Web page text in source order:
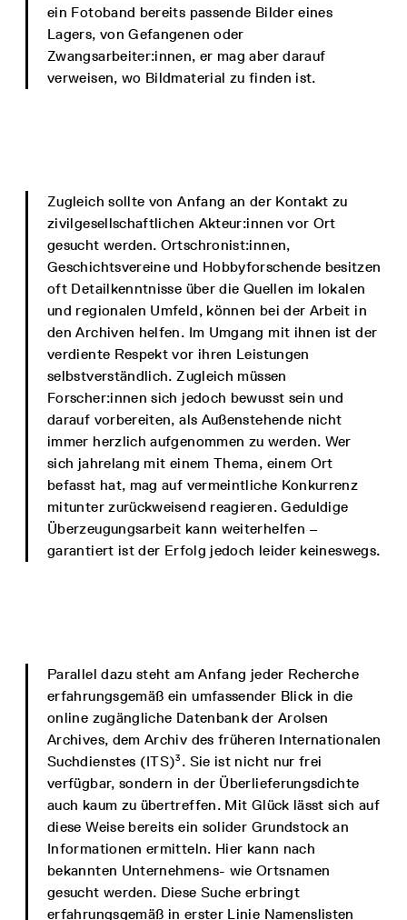
ein Fotoband bereits passende Bilder eines
Lagers, von Gefangenen oder
Zwangsarbeiter:innen, er mag aber darauf
verweisen, wo Bildmaterial zu finden ist.
Zugleich sollte von Anfang an der Kontakt zu
zivilgesellschaftlichen Akteur:innen vor Ort
gesucht werden. Ortschronist:innen,
Geschichtsvereine und Hobbyforschende besitzen
oft Detailkenntnisse über die Quellen im lokalen
und regionalen Umfeld, können bei der Arbeit in
den Archiven helfen. Im Umgang mit ihnen ist der
verdiente Respekt vor ihren Leistungen
selbstverständlich. Zugleich müssen
Forscher:innen sich jedoch bewusst sein und
darauf vorbereiten, als Außenstehende nicht
immer herzlich aufgenommen zu werden. Wer
sich jahrelang mit einem Thema, einem Ort
befasst hat, mag auf vermeintliche Konkurrenz
mitunter zurückweisend reagieren. Geduldige
Überzeugungsarbeit kann weiterhelfen –
garantiert ist der Erfolg jedoch leider keineswegs.
Parallel dazu steht am Anfang jeder Recherche
erfahrungsgemäß ein umfassender Blick in die
online zugängliche Datenbank der Arolsen
Archives, dem Archiv des früheren Internationalen
Suchdienstes (ITS)3 . Sie ist nicht nur frei
verfügbar, sondern in der Überlieferungsdichte
auch kaum zu übertreffen. Mit Glück lässt sich auf
diese Weise bereits ein solider Grundstock an
Informationen ermitteln. Hier kann nach
bekannten Unternehmens- wie Ortsnamen
gesucht werden. Diese Suche erbringt
erfahrungsgemäß in erster Linie Namenslisten